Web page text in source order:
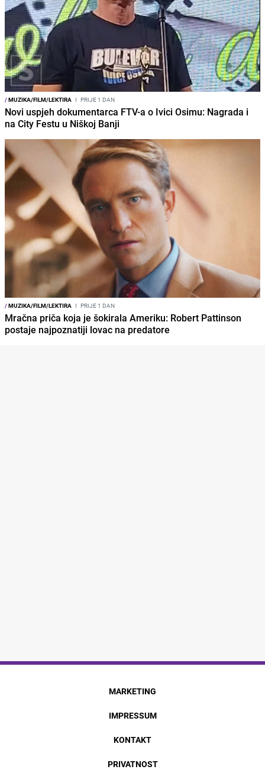
/MUZIKA/FILM/LEKTIRA I PRIJE 1 DAN
Novi uspjeh dokumentarca FTV-a o Ivici Osimu: Nagrada i
na City Festu u Niškoj Banji
/MUZIKA/FILM/LEKTIRA I PRIJE 1 DAN
Mračna priča koja je šokirala Ameriku: Robert Pattinson
postaje najpoznatiji lovac na predatore
MARKETING
IMPRESSUM
KONTAKT
PRIVATNOST